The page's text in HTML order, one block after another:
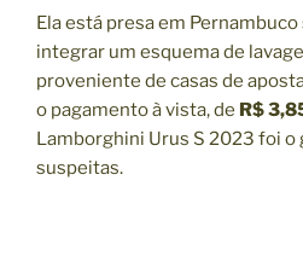
Ela está presa em
integrar um esquema de
proveniente de casas de
o pagamento à vista, de R$
Lamborghini Urus S 2023 foi o
suspeitas.